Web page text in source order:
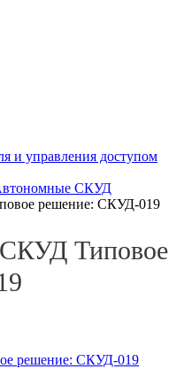
и управления доступом
СКУД
решение: СКУД-019
Типовое